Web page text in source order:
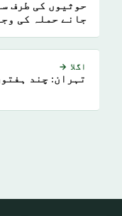
حوثیوں کی طرف
جانے حملہ کی
اگلا →
تہران: چند